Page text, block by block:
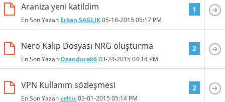
Araniza yeni katildim
En Son Yazan Erkan SAGLIK05-18-2015 05:17 PM
1
Nero Kalıp Dosyası NRG oluşturma
En Son YazanOzandurak603-24-2015 04:14 PM
2
VPN Kullanım sözleşmesi
En Son Yazanceltic03-01-2015 05:14 PM
2